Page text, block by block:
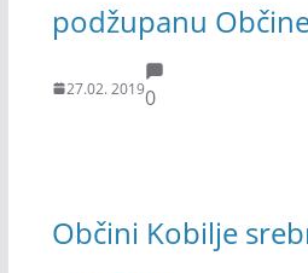
podžupanu
27.02. 20190
Občini Kobilje